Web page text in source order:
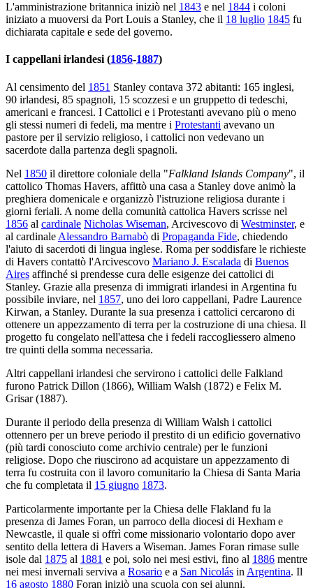
L'amministrazione britannica iniziò nel 1843 e nel 1844 i coloni
iniziato a muoversi da Port Louis a Stanley, che il 18 luglio 1845 fu
dichiarata capitale e sede del governo.
I cappellani irlandesi (1856-1887)
Al censimento del 1851 Stanley contava 372 abitanti: 165 inglesi,
90 irlandesi, 85 spagnoli, 15 scozzesi e un gruppetto di tedeschi,
americani e francesi. I Cattolici e i Protestanti avevano più o meno
gli stessi numeri di fedeli, ma mentre i Protestanti avevano un
pastore per il servizio religioso, i cattolici non vedevano un
sacerdote dalla partenza degli spagnoli.
Nel 1850 il direttore coloniale della "Falkland Islands Company", il
cattolico Thomas Havers, affittò una casa a Stanley dove animò la
preghiera domenicale e organizzò l'istruzione religiosa durante i
giorni feriali. A nome della comunità cattolica Havers scrisse nel
1856 al cardinale Nicholas Wiseman, Arcivescovo di Westminster, e
al cardinale Alessandro Barnabò di Propaganda Fide, chiedendo
l'aiuto di sacerdoti di lingua inglese. Roma per soddisfare le richieste
di Havers contattò l'Arcivescovo Mariano J. Escalada di Buenos
Aires affinché si prendesse cura delle esigenze dei cattolici di
Stanley. Grazie alla presenza di immigrati irlandesi in Argentina fu
possibile inviare, nel 1857, uno dei loro cappellani, Padre Laurence
Kirwan, a Stanley. Durante la sua presenza i cattolici cercarono di
ottenere un appezzamento di terra per la costruzione di una chiesa. Il
progetto fu congelato nell'attesa che i fedeli raccogliessero almeno
tre quinti della somma necessaria.
Altri cappellani irlandesi che servirono i cattolici delle Falkland
furono Patrick Dillon (1866), William Walsh (1872) e Felix M.
Grisar (1887).
Durante il periodo della presenza di William Walsh i cattolici
ottennero per un breve periodo il prestito di un edificio governativo
(più tardi conosciuto come archivio centrale) per le funzioni
religiose. Dopo che riuscirono ad acquistare un appezzamento di
terra fu costruita con il lavoro comunitario la Chiesa di Santa Maria
che fu completata il 15 giugno 1873.
Particolarmente importante per la Chiesa delle Flakland fu la
presenza di James Foran, un parroco della diocesi di Hexham e
Newcastle, il quale si offrì come missionario volontario dopo aver
sentito della lettera di Havers a Wiseman. James Foran rimase sulle
isole dal 1875 al 1881 e poi, solo nei mesi estivi, fino al 1886 mentre
nei mesi invernali serviva a Rosario e a San Nicolás in Argentina. Il
16 agosto 1880 Foran iniziò una scuola con sei alunni.